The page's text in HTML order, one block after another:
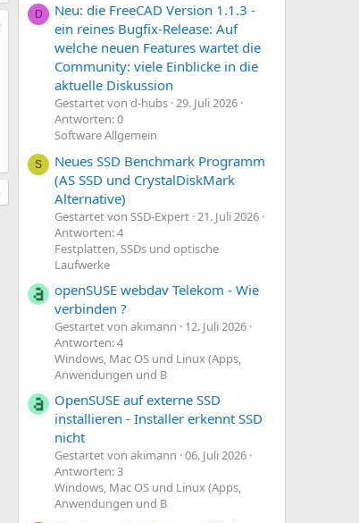
D
Neu: die FreeCAD Version 1.1.3 -
ein reines Bugfix-Release: Auf
welche neuen Features wartet die
Community: viele Einblicke in die
aktuelle Diskussion
Gestartet von d-hubs 29. Juli 2026
Antworten: 0
Software Allgemein
S
Neues SSD Benchmark Programm
(AS SSD und CrystalDiskMark
Alternative)
Gestartet von SSD-Expert 21. Juli 2026
Antworten: 4
Festplatten, SSDs und optische
Laufwerke
openSUSE webdav Telekom - Wie
verbinden ?
Gestartet von akimann
12. Juli 2026
Antworten: 4
Windows, Mac OS und Linux (Apps,
Anwendungen und B
OpenSUSE auf externe SSD
installieren - Installer erkennt SSD
nicht
Gestartet von akimann 06. Juli 2026
Antworten: 3
Windows, Mac OS und Linux (Apps,
Anwendungen und B